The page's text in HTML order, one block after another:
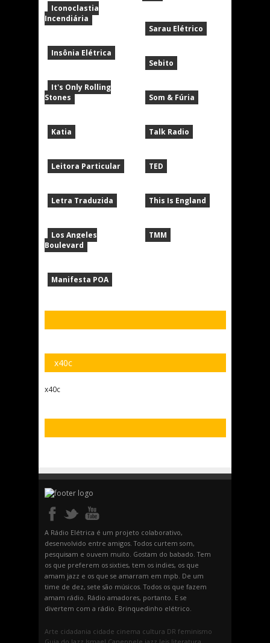
Iconoclastia
Incendiária
Insônia Elétrica
It's Only Rolling
Stones
Katia
Leitora Particular
Letra Traduzida
Los Angeles
Boulevard
Manifesta POA
Sarau Elétrico
Sebito
Som & Fúria
Talk Radio
TED
This Is England
TMM
x40c
x40c
A Rádio Elétrica é um projeto colaborativo,
desenvolvido entre amigos. Todos curtem som,
pesquisam e ouvem muito. Gostam do babado. Tem
os que preferem os sixties, tem os indies, os que
amam jazz e os que se amarram em mpb. De um
time de dez, sete são músicos. Todos os que fazem
amam rádio. Rádio amadores, portanto. E se
divertem com a rádio. Brinquedinho elétrico.
Arte cidadania cidade cinema cultura DR feminismo